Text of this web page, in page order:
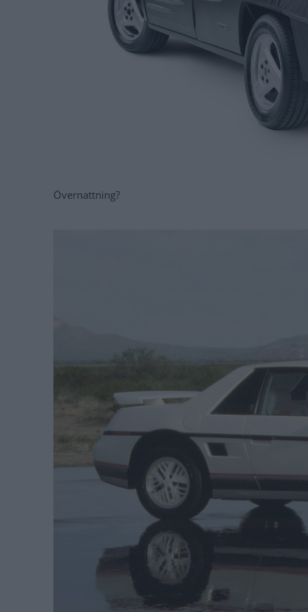
Övernattning?